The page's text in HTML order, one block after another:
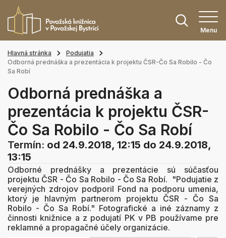
Menu
Hlavná stránka
Podujatia
Odborná prednáška a prezentácia k projektu ČSR-Čo Sa Robilo - Čo
Sa Robí
Odborná prednáška a
prezentácia k projektu ČSR-
Čo Sa Robilo - Čo Sa Robí
Termín: od 24.9.2018, 12:15 do 24.9.2018,
13:15
Odborné prednášky a prezentácie sú súčasťou
projektu ČSR - Čo Sa Robilo - Čo Sa Robí. "Podujatie z
verejných zdrojov podporil Fond na podporu umenia,
ktorý je hlavným partnerom projektu ČSR - Čo Sa
Robilo - Čo Sa Robí." Fotografické a iné záznamy z
činnosti knižnice a z podujatí PK v PB používame pre
reklamné a propagačné účely organizácie.